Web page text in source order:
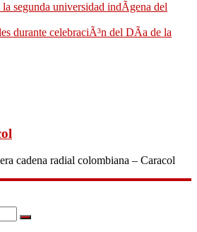
segunda universidad indÃ­gena del
durante celebraciÃ³n del DÃ­a de la
cadena radial colombiana – Caracol